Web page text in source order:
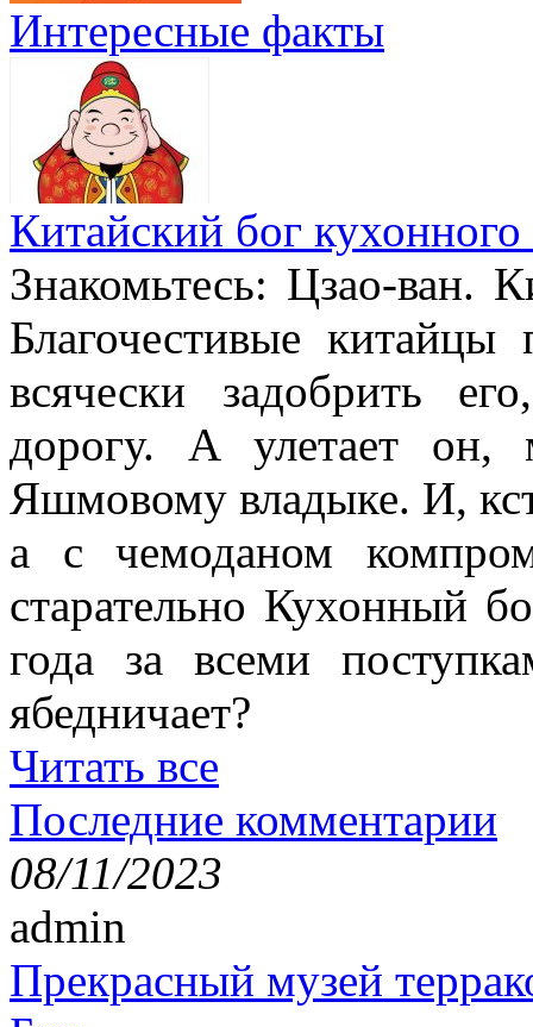
Интересные факты
Китайский бог кухонного
Знакомьтесь: Цзао-ван.
Благочестивые
всячески задобрить
дорогу. А улетает
Яшмовому владыке. И,
а с чемоданом
старательно Кухонный
года за всеми
ябедничает?
Читать все
Последние комментарии
08/11/2023
admin
Прекрасный музей